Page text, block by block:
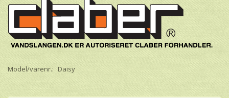
Model/varenr.: Daisy